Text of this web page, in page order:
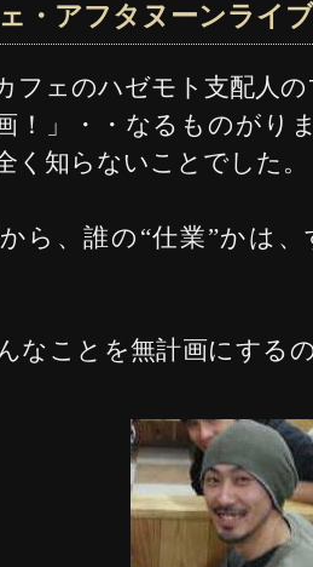
・アフタヌーンライブ
フェのハゼモト支配人
画！」・・なるものがり
く知らないことでした。
ら、誰の“仕業”かは
なことを無計画にする